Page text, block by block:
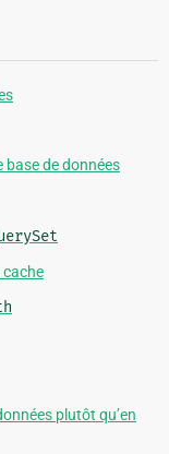
base de données
plutôt qu’en